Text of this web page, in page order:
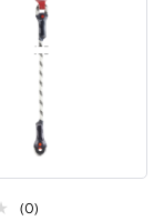
(0)